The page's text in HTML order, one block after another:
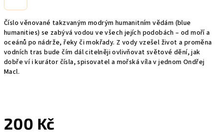
Číslo věnované takzvaným modrým humanitním vědám (blue
humanities) se zabývá vodou ve všech jejích podobách – od moří a
oceánů po nádrže, řeky či mokřady. Z vody vzešel život a proměna
vodních tras bude čím dál citelněji ovlivňovat světové dění, jak
dobře ví i kurátor čísla, spisovatel a mořská víla v jednom Ondřej
Macl.
200 Kč